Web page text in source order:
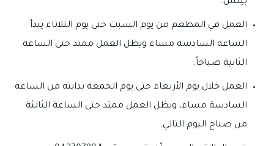
العمل في المطعم من يوم السبت حتى يوم الثلاثاء يبدأ
الساعة السادسة مساء ويظل العمل ممتد حتى الساعة
الثانية صباحاً.
العمل خلال يوم الأربعاء حتى يوم الجمعة بدايته من الساعة
السادسة مساء، ويظل العمل ممتد حتى الساعة الثالثة
من صباح اليوم التالي.